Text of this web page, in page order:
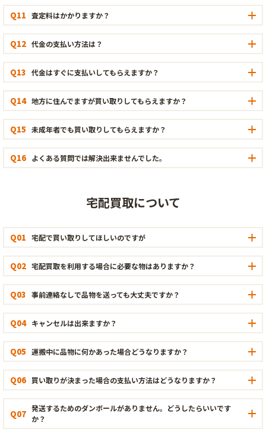
Q11 査定料はかかりますか？
Q12 代金の支払い方法は？
Q13 代金はすぐに支払いしてもらえますか？
Q14 地方に住んでますが買い取りしてもらえますか？
Q15 未成年者でも買い取りしてもらえますか？
Q16 よくある質問では解決出来ませんでした。
宅配買取について
Q01 宅配で買い取りしてほしいのですが
Q02 宅配買取を利用する場合に必要な物はありますか？
Q03 事前連絡なしで品物を送っても大丈夫ですか？
Q04 キャンセルは出来ますか？
Q05 運搬中に品物に何かあった場合どうなりますか？
Q06 買い取りが決まった場合の支払い方法はどうなりますか？
Q07 発送するためのダンボールがありません。どうしたらいいです
か？